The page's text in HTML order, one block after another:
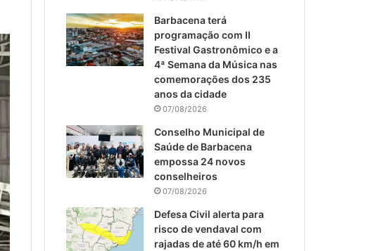
Barbacena terá
programação com II
Festival Gastronômico e a
4ª Semana da Música nas
comemorações dos 235
anos da cidade
07/08/2026
Conselho Municipal de
Saúde de Barbacena
empossa 24 novos
conselheiros
07/08/2026
Defesa Civil alerta para
risco de vendaval com
rajadas de até 60 km/h em